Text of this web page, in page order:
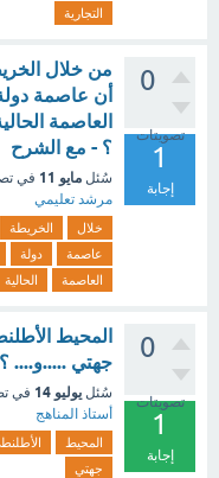
التجارية
0
تصويتات
1
إجابة
من خلال
أن عاصمة
العاصمة
؟ - مع الشرح
سُئل مايو 11 في
مرشد تعليمي
خلال الخريطة
عاصمة
دولة
العاصمة
الحالية
0
تصويتات
1
إجابة
المحيط
جهتي .....و....
سُئل يوليو 14 في
أستاذ المناهج
المحيط
جهتي